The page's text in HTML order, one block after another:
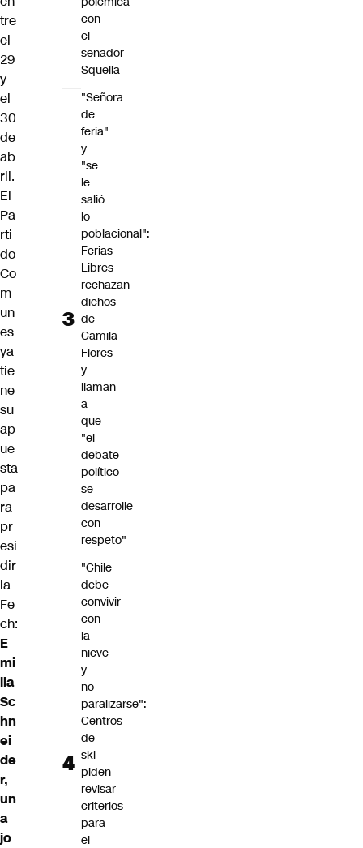
tre
el
29
y
el
30
de
ab
ril.
El
Pa
rti
do
Co
m
un
es
ya
tie
ne
su
ap
ue
sta
pa
ra
pr
esi
dir
la
Fe
ch:
E
mi
lia
Sc
hn
ei
de
r,
un
a
jo
con
el
senador
Squella
"Señora
de
feria"
y
"se
le
salió
lo
poblacional":
Ferias
Libres
rechazan
dichos
de
Camila
Flores
y
llaman
a
que
"el
debate
político
se
desarrolle
con
respeto"
"Chile
debe
convivir
con
la
nieve
y
no
paralizarse":
Centros
de
ski
piden
revisar
criterios
para
el